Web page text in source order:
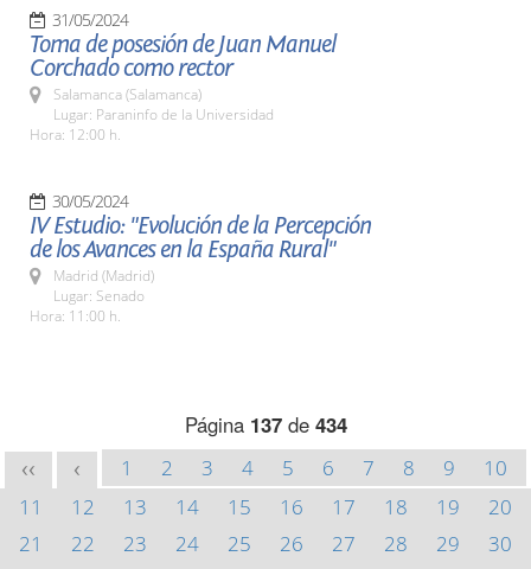
31/05/2024
Toma de posesión de Juan Manuel
Corchado como rector
Salamanca (Salamanca)
Lugar: Paraninfo de la Universidad
Hora: 12:00 h.
30/05/2024
IV Estudio: "Evolución de la Percepción
de los Avances en la España Rural"
Madrid (Madrid)
Lugar: Senado
Hora: 11:00 h.
Página 137de 434
<< < 1 2 3 4 5 6 7 8 9
10
11
12 13 14 15 16 17 18 19
20
21
22 23 24 25 26 27 28 29
30